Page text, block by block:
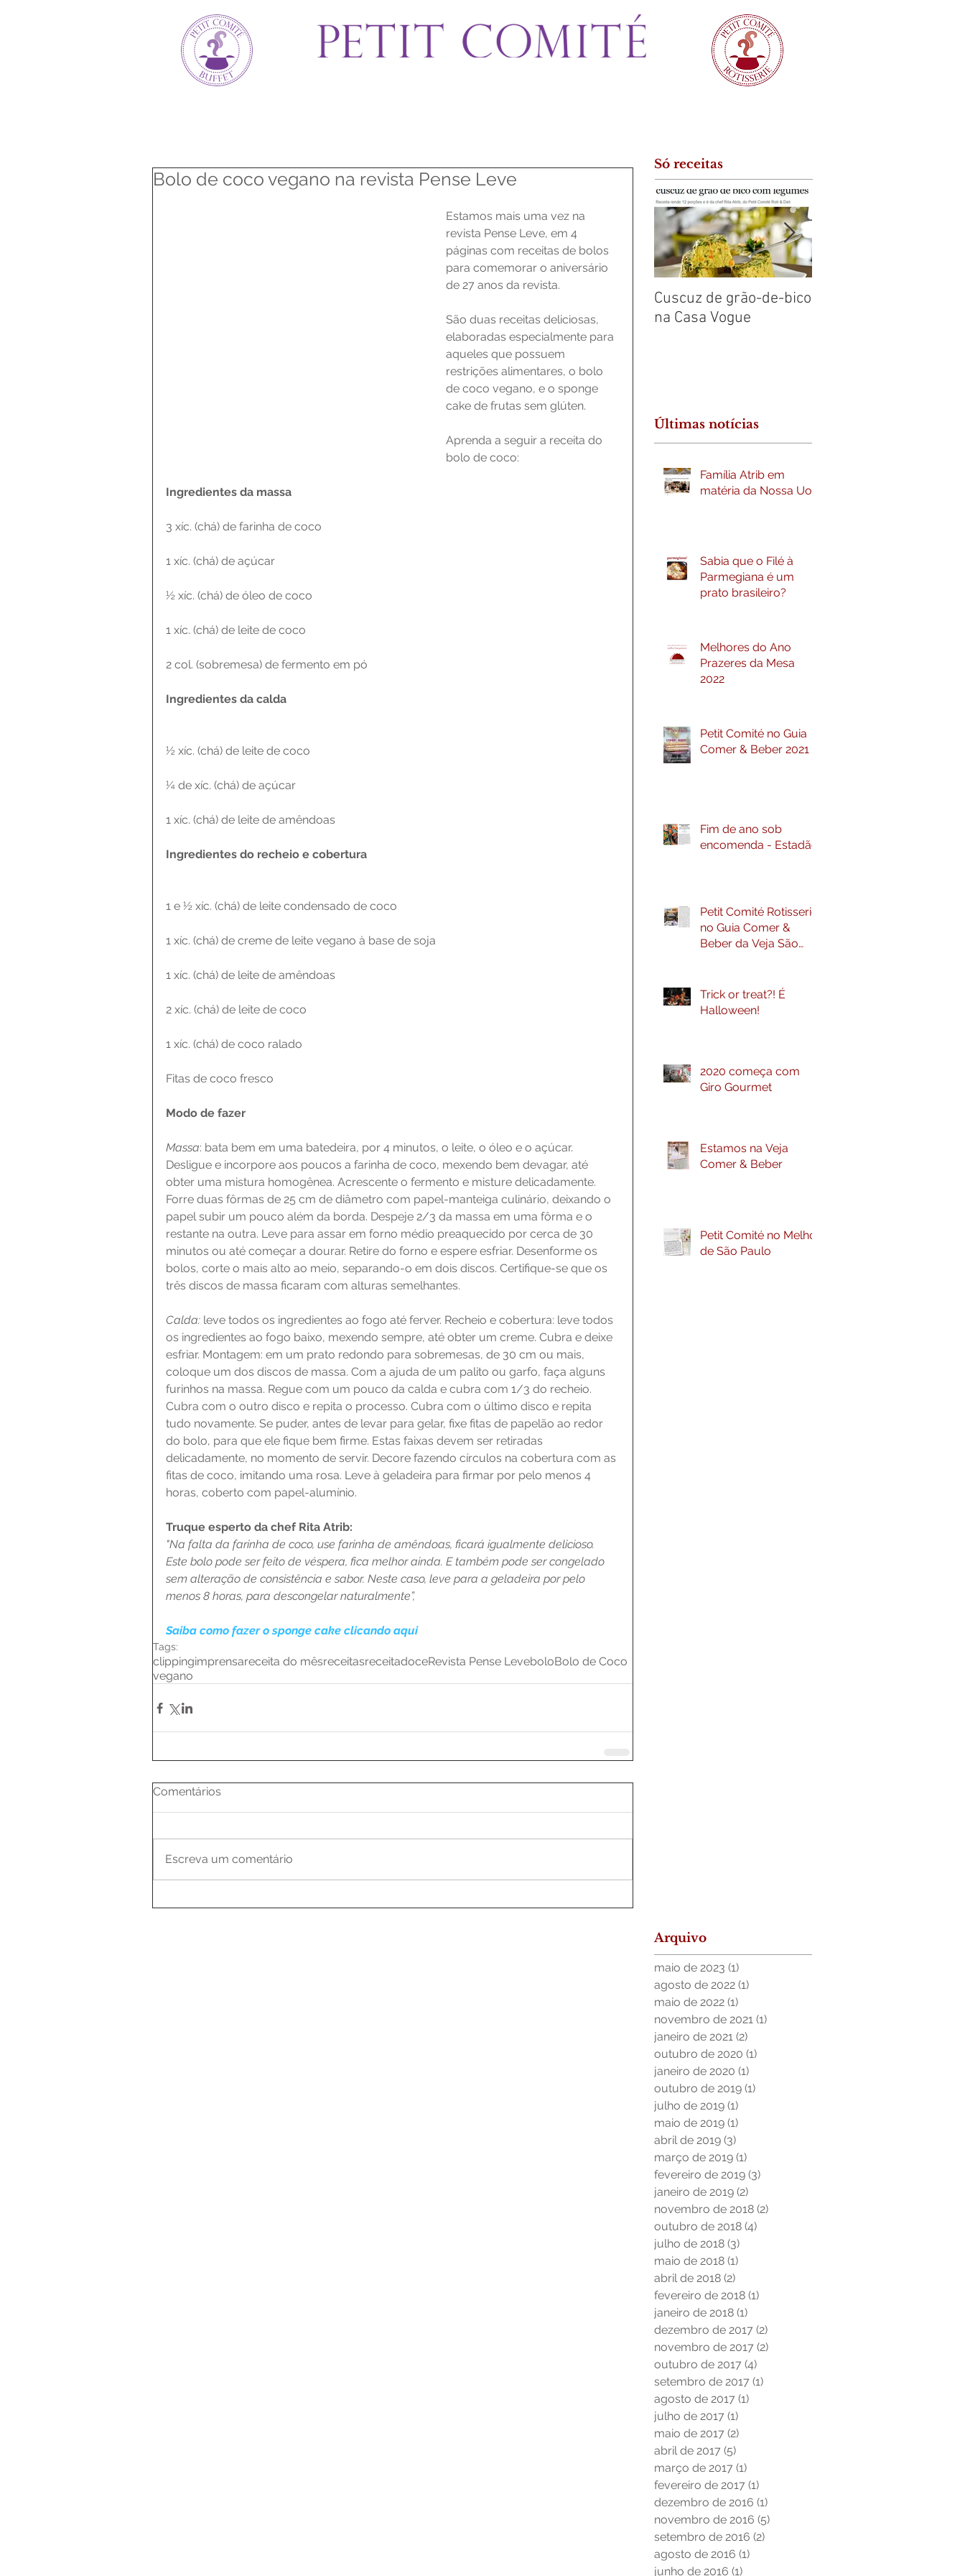
Bolo de coco vegano na revista Pense Leve
Estamos mais uma vez na
revista Pense Leve, em 4
páginas com receitas de bolos
para comemorar o aniversário
de 27 anos da revista.
São duas receitas deliciosas,
elaboradas especialmente para
aqueles que possuem
restrições alimentares, o bolo
de coco vegano, e o sponge
cake de frutas sem glúten.
Aprenda a seguir a receita do
bolo de coco:
Ingredientes da massa
3 xíc. (chá) de farinha de coco
1 xíc. (chá) de açúcar
½ xíc. (chá) de óleo de coco
1 xíc. (chá) de leite de coco
2 col. (sobremesa) de fermento em pó
Ingredientes da calda
½ xíc. (chá) de leite de coco
¼ de xíc. (chá) de açúcar
1 xíc. (chá) de leite de amêndoas
Ingredientes do recheio e cobertura
1 e ½ xíc. (chá) de leite condensado de coco
1 xíc. (chá) de creme de leite vegano à base de soja
1 xíc. (chá) de leite de amêndoas
2 xíc. (chá) de leite de coco
1 xíc. (chá) de coco ralado
Fitas de coco fresco
Modo de fazer
Massa: bata bem em uma batedeira, por 4 minutos, o leite, o óleo e o açúcar.
Desligue e incorpore aos poucos a farinha de coco, mexendo bem devagar, até
obter uma mistura homogênea. Acrescente o fermento e misture delicadamente.
Forre duas fôrmas de 25 cm de diâmetro com papel-manteiga culinário, deixando o
papel subir um pouco além da borda. Despeje 2/3 da massa em uma fôrma e o
restante na outra. Leve para assar em forno médio preaquecido por cerca de 30
minutos ou até começar a dourar. Retire do forno e espere esfriar. Desenforme os
bolos, corte o mais alto ao meio, separando-o em dois discos. Certifique-se que os
três discos de massa ficaram com alturas semelhantes.
Calda: leve todos os ingredientes ao fogo até ferver. Recheio e cobertura: leve todos
os ingredientes ao fogo baixo, mexendo sempre, até obter um creme. Cubra e deixe
esfriar. Montagem: em um prato redondo para sobremesas, de 30 cm ou mais,
coloque um dos discos de massa. Com a ajuda de um palito ou garfo, faça alguns
furinhos na massa. Regue com um pouco da calda e cubra com 1/3 do recheio.
Cubra com o outro disco e repita o processo. Cubra com o último disco e repita
tudo novamente. Se puder, antes de levar para gelar, fixe fitas de papelão ao redor
do bolo, para que ele fique bem firme. Estas faixas devem ser retiradas
delicadamente, no momento de servir. Decore fazendo círculos na cobertura com as
fitas de coco, imitando uma rosa. Leve à geladeira para firmar por pelo menos 4
horas, coberto com papel-alumínio.
Truque esperto da chef Rita Atrib:
"Na falta da farinha de coco, use farinha de amêndoas, ficará igualmente delicioso.
Este bolo pode ser feito de véspera, fica melhor ainda. E também pode ser congelado
sem alteração de consistência e sabor. Neste caso, leve para a geladeira por pelo
menos 8 horas, para descongelar naturalmente”,
Saiba como fazer o sponge cake clicando aqui
Tags:
clippingimprensareceita do mêsreceitasreceitadoceRevista Pense LeveboloBolo de Coco
vegano
Comentários
Escreva um comentário
Só receitas
Cuscuz de grão-de-bico
na Casa Vogue
Últimas notícias
Família Atrib em
matéria da Nossa Uol
Sabia que o Filé à
Parmegiana é um
prato brasileiro?
Melhores do Ano
Prazeres da Mesa
2022
Petit Comité no Guia
Comer & Beber 2021
Fim de ano sob
encomenda - Estadão
Petit Comité Rotisserie
no Guia Comer &
Beber da Veja São
Trick or treat?! É
Halloween!
2020 começa com
Giro Gourmet
Estamos na Veja
Comer & Beber
Petit Comité no Melhor
de São Paulo
Arquivo
maio de 2023 (1)
agosto de 2022 (1)
maio de 2022 (1)
novembro de 2021 (1)
janeiro de 2021 (2)
outubro de 2020 (1)
janeiro de 2020 (1)
outubro de 2019 (1)
julho de 2019 (1)
maio de 2019 (1)
abril de 2019 (3)
março de 2019 (1)
fevereiro de 2019 (3)
janeiro de 2019 (2)
novembro de 2018 (2)
outubro de 2018 (4)
julho de 2018 (3)
maio de 2018 (1)
abril de 2018 (2)
fevereiro de 2018 (1)
janeiro de 2018 (1)
dezembro de 2017 (2)
novembro de 2017 (2)
outubro de 2017 (4)
setembro de 2017 (1)
agosto de 2017 (1)
julho de 2017 (1)
maio de 2017 (2)
abril de 2017 (5)
março de 2017 (1)
fevereiro de 2017 (1)
dezembro de 2016 (1)
novembro de 2016 (5)
setembro de 2016 (2)
agosto de 2016 (1)
junho de 2016 (1)